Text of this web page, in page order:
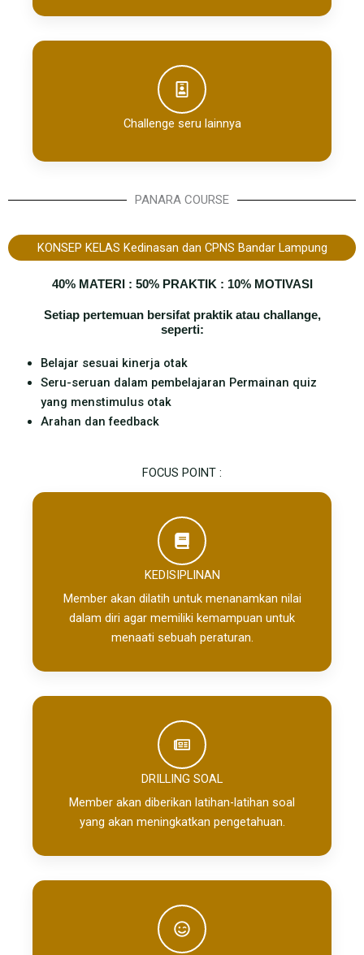
Challenge seru lainnya
PANARA COURSE
KONSEP KELAS Kedinasan dan CPNS Bandar Lampung​
40% MATERI : 50% PRAKTIK : 10% MOTIVASI
Setiap pertemuan bersifat praktik atau challange,
seperti:
Belajar sesuai kinerja otak
Seru-seruan dalam pembelajaran Permainan quiz
yang menstimulus otak
Arahan dan feedback
FOCUS POINT :
KEDISIPLINAN
Member akan dilatih untuk menanamkan nilai
dalam diri agar memiliki kemampuan untuk
menaati sebuah peraturan.
DRILLING SOAL​
Member akan diberikan latihan-latihan soal
yang akan meningkatkan pengetahuan.